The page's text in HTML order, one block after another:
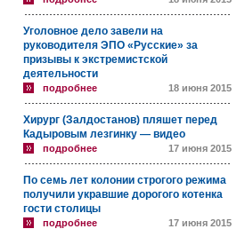
Уголовное дело завели на
руководителя ЭПО «Русские» за
призывы к экстремистской
деятельности
подробнее 18 июня 2015
Хирург (Залдостанов) пляшет перед
Кадыровым лезгинку — видео
подробнее 17 июня 2015
По семь лет колонии строгого режима
получили укравшие дорогого котенка
гости столицы
подробнее 17 июня 2015